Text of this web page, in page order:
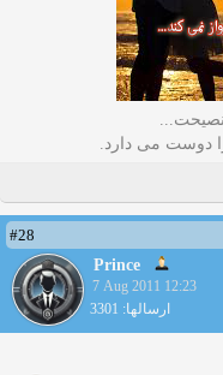
نصیحت...
دوست می دارد.
#28
Prince
7 Aug 2011 12:23
ارسالها: 3301